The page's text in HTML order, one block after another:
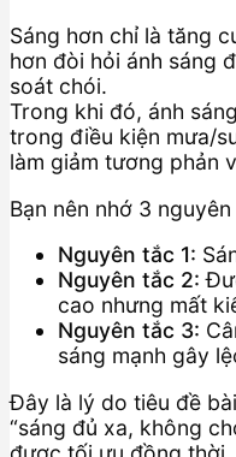
Sáng hơn chỉ là tăng
hơn đòi hỏi ánh sáng
soát chói.
Trong khi đó, ánh
trong điều kiện mưa/
làm giảm tương phản
Bạn nên nhớ 3
Nguyên tắc 1:
Nguyên tắc 2:
cao nhưng mất
Nguyên tắc 3:
sáng mạnh gây
Đây là lý do tiêu đề
“sáng đủ xa, không